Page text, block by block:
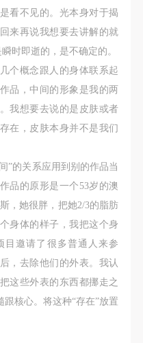
看不见的。光本身对于揭
来再说我想要去讲解的就
时即逝的，是不确定的。
个概念跟人的身体联系起
品，中间的形象是我的两
我想要去说的是皮肤或者
在，皮肤本身并不是我们
”的关系应用到别的作品当
品的原形是一个53岁的澳
，她很胖，把她2/3的脂肪
身体的样子，我把这个身
目邀请了很多普通人来参
，去除他们的外表。我认
这些外表的东西都挪走之
核心。将这种“存在”放置